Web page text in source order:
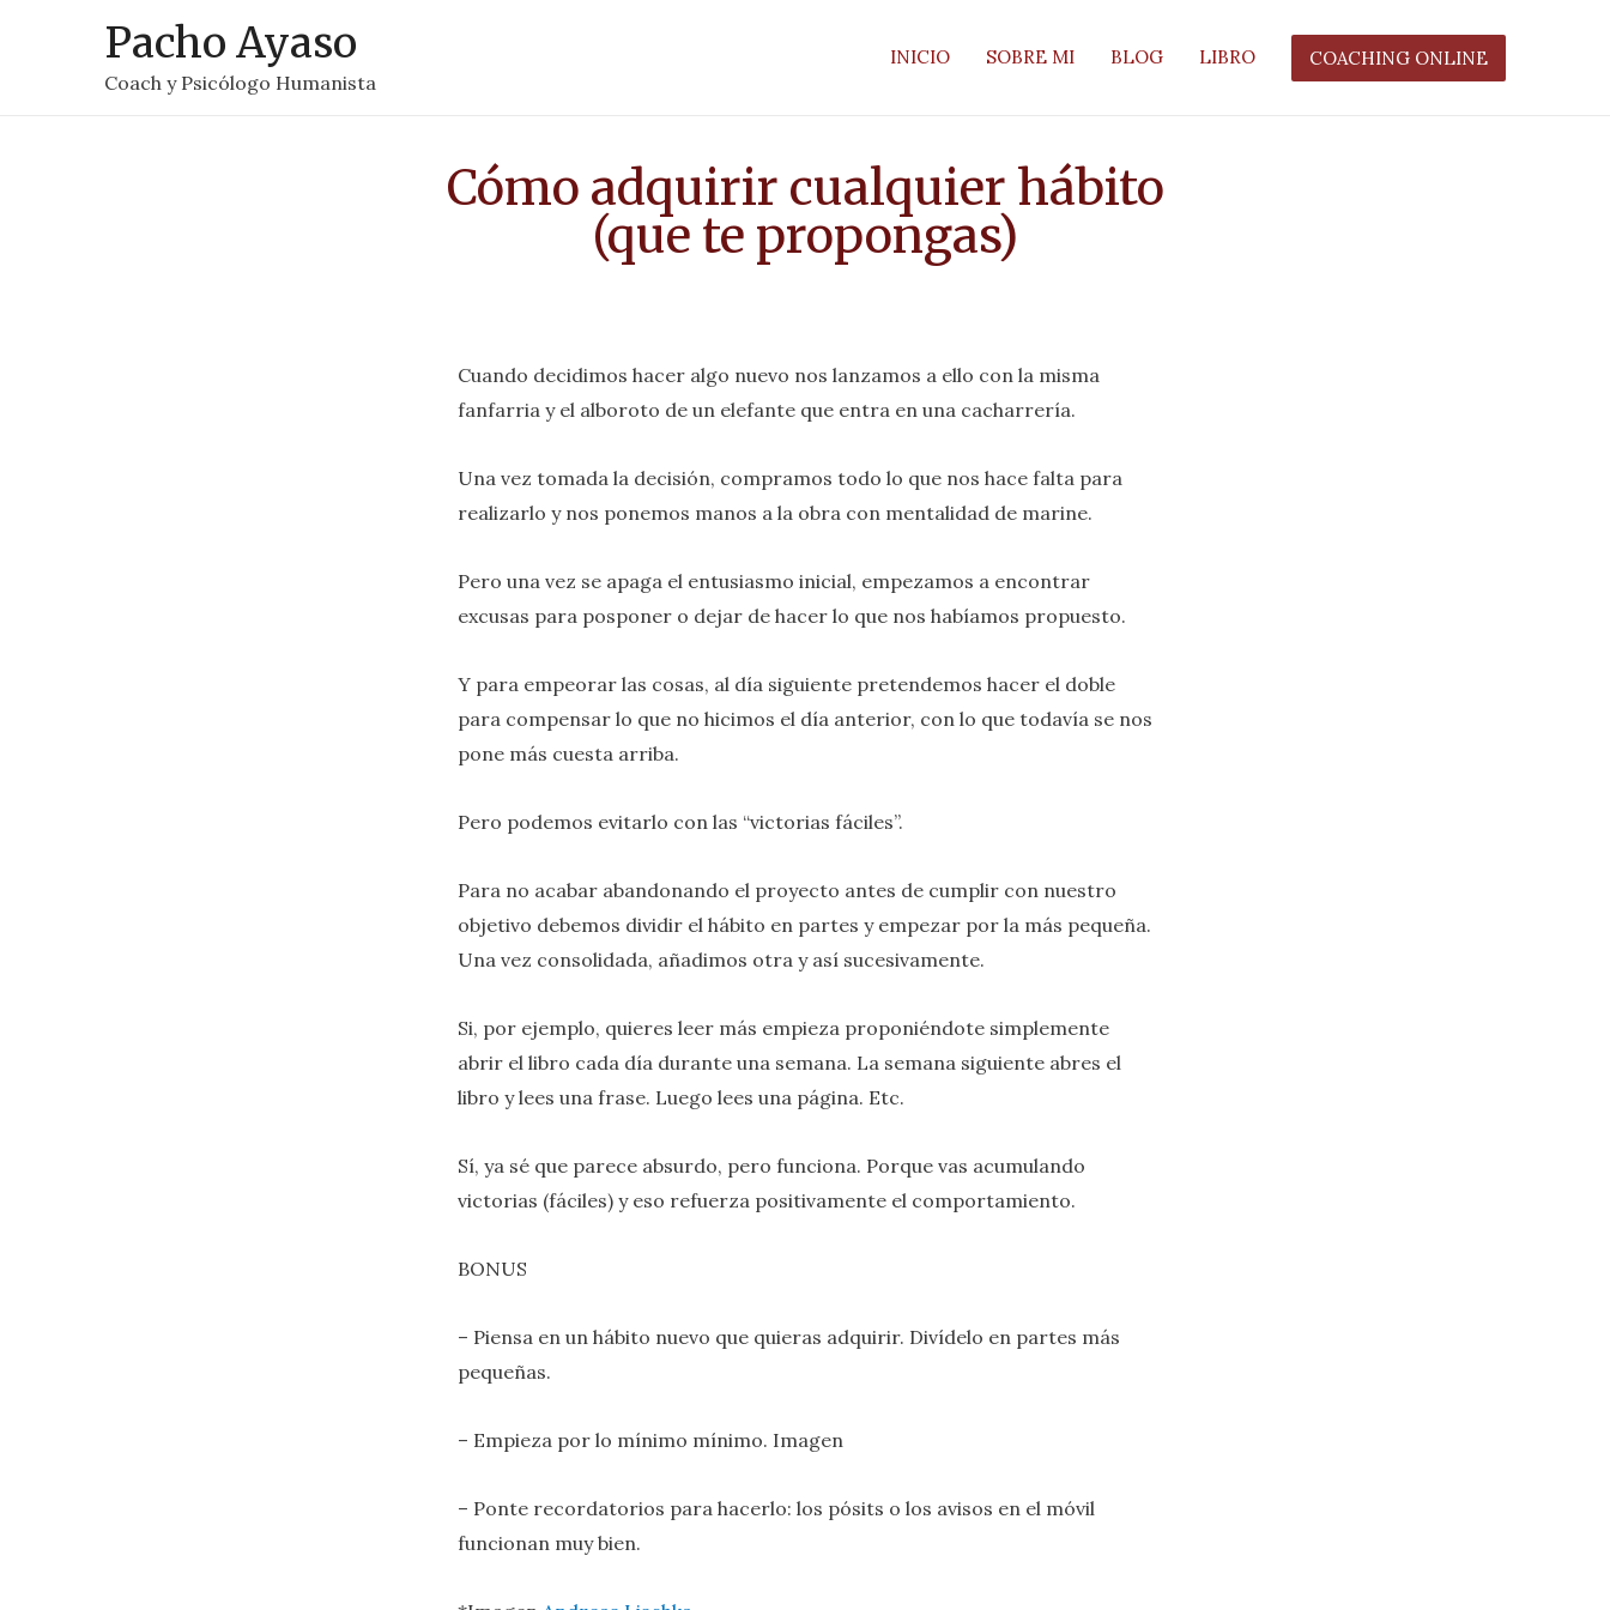
Pacho Ayaso
Coach y Psicólogo Humanista
INICIO SOBRE MI BLOG LIBRO COACHING ONLINE
Cómo adquirir cualquier hábito
(que te propongas)
Cuando decidimos hacer algo nuevo nos lanzamos a ello con la misma
fanfarria y el alboroto de un elefante que entra en una cacharrería.
Una vez tomada la decisión, compramos todo lo que nos hace falta para
realizarlo y nos ponemos manos a la obra con mentalidad de marine.
Pero una vez se apaga el entusiasmo inicial, empezamos a encontrar
excusas para posponer o dejar de hacer lo que nos habíamos propuesto.
Y para empeorar las cosas, al día siguiente pretendemos hacer el doble
para compensar lo que no hicimos el día anterior, con lo que todavía se nos
pone más cuesta arriba.
Pero podemos evitarlo con las “victorias fáciles”.
Para no acabar abandonando el proyecto antes de cumplir con nuestro
objetivo debemos dividir el hábito en partes y empezar por la más pequeña.
Una vez consolidada, añadimos otra y así sucesivamente.
Si, por ejemplo, quieres leer más empieza proponiéndote simplemente
abrir el libro cada día durante una semana. La semana siguiente abres el
libro y lees una frase. Luego lees una página. Etc.
Sí, ya sé que parece absurdo, pero funciona. Porque vas acumulando
victorias (fáciles) y eso refuerza positivamente el comportamiento.
BONUS
– Piensa en un hábito nuevo que quieras adquirir. Divídelo en partes más
pequeñas.
– Empieza por lo mínimo mínimo. Imagen
– Ponte recordatorios para hacerlo: los pósits o los avisos en el móvil
funcionan muy bien.